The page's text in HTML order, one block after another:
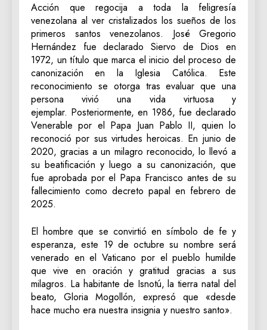
Acción que regocija a toda la feligresía
venezolana al ver cristalizados los sueños de los
primeros santos venezolanos. José Gregorio
Hernández fue declarado Siervo de Dios en
1972, un título que marca el inicio del proceso de
canonización en la Iglesia Católica. Este
reconocimiento se otorga tras evaluar que una
persona vivió una vida virtuosa y
ejemplar. Posteriormente, en 1986, fue declarado
Venerable por el Papa Juan Pablo II, quien lo
reconoció por sus virtudes heroicas. En junio de
2020, gracias a un milagro reconocido, lo llevó a
su beatificación y luego a su canonización, que
fue aprobada por el Papa Francisco antes de su
fallecimiento como decreto papal en febrero de
2025.
El hombre que se convirtió en símbolo de fe y
esperanza, este 19 de octubre su nombre será
venerado en el Vaticano por el pueblo humilde
que vive en oración y gratitud gracias a sus
milagros. La habitante de Isnotú, la tierra natal del
beato, Gloria Mogollón, expresó que «desde
hace mucho era nuestra insignia y nuestro santo».